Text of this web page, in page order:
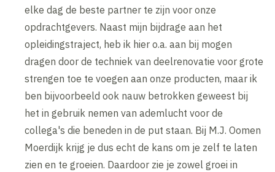
elke dag de beste partner te zijn voor onze
opdrachtgevers. Naast mijn bijdrage aan het
opleidingstraject, heb ik hier o.a. aan bij mogen
dragen door de techniek van deelrenovatie voor grote
strengen toe te voegen aan onze producten, maar ik
ben bijvoorbeeld ook nauw betrokken geweest bij
het in gebruik nemen van ademlucht voor de
collega's die beneden in de put staan. Bij M.J. Oomen
Moerdijk krijg je dus echt de kans om je zelf te laten
zien en te groeien. Daardoor zie je zowel groei in